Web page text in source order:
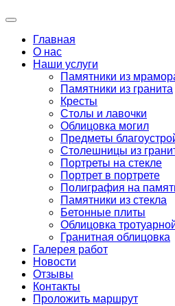
Главная
О нас
Наши услуги
Памятники из
Памятники из гранита
Кресты
Столы и лавочки
Облицовка могил
Предметы
Столешницы из
Портреты на стекле
Портрет в портрете
Полиграфия на
Памятники из стекла
Бетонные плиты
Облицовка
Гранитная облицовка
Галерея работ
Новости
Отзывы
Контакты
Проложить маршрут